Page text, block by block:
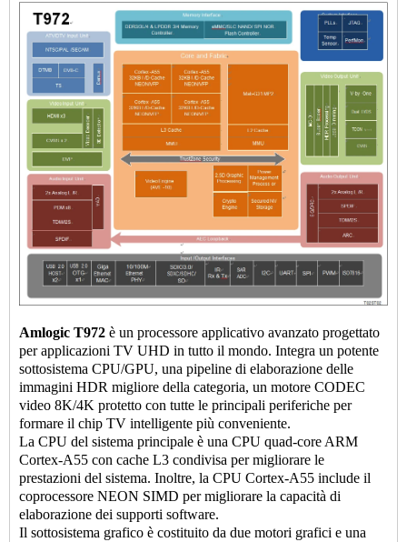
Amlogic T972 è un processore applicativo avanzato progettato
per applicazioni TV UHD in tutto il mondo. Integra un potente
sottosistema CPU/GPU, una pipeline di elaborazione delle
immagini HDR migliore della categoria, un motore CODEC
video 8K/4K protetto con tutte le principali periferiche per
formare il chip TV intelligente più conveniente.
La CPU del sistema principale è una CPU quad-core ARM
Cortex-A55 con cache L3 condivisa per migliorare le
prestazioni del sistema. Inoltre, la CPU Cortex-A55 include il
coprocessore NEON SIMD per migliorare la capacità di
elaborazione dei supporti software.
Il sottosistema grafico è costituito da due motori grafici e una